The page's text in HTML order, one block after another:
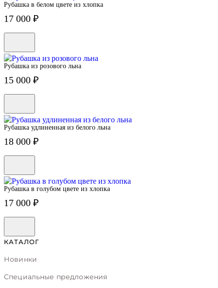
Рубашка в белом цвете из хлопка
17 000 ₽
Рубашка из розового льна
15 000 ₽
Рубашка удлиненная из белого льна
18 000 ₽
Рубашка в голубом цвете из хлопка
17 000 ₽
КАТАЛОГ
Новинки
Специальные предложения